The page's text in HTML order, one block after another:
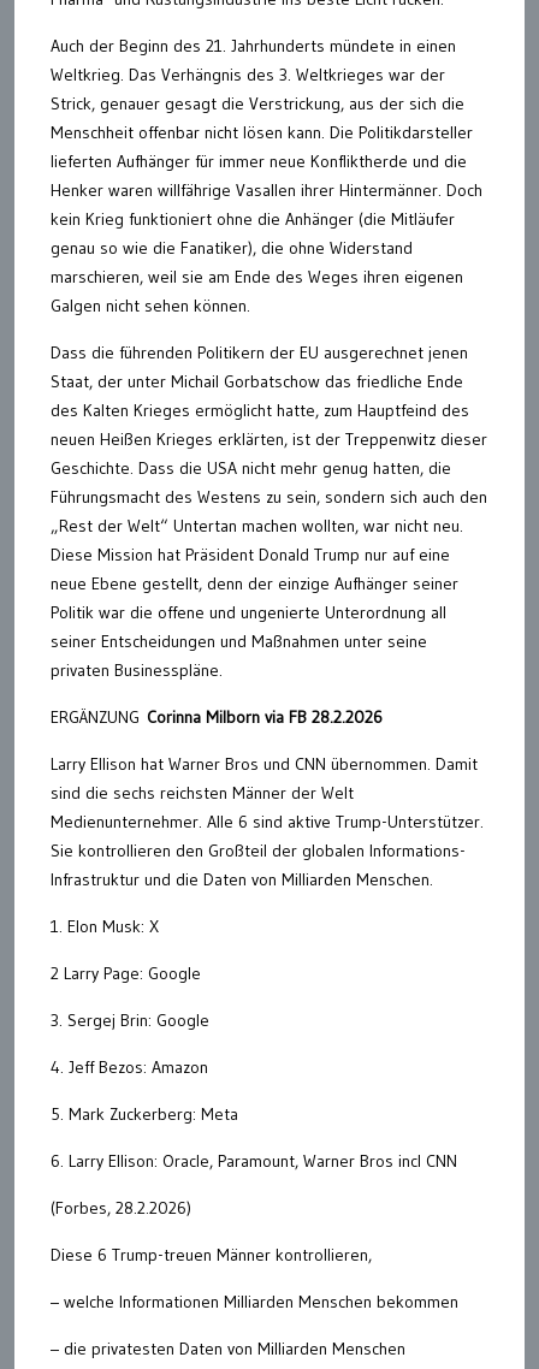
Auch der Beginn des 21. Jahrhunderts mündete in einen
Weltkrieg. Das Verhängnis des 3. Weltkrieges war der
Strick, genauer gesagt die Verstrickung, aus der sich die
Menschheit offenbar nicht lösen kann. Die Politikdarsteller
lieferten Aufhänger für immer neue Konfliktherde und die
Henker waren willfährige Vasallen ihrer Hintermänner. Doch
kein Krieg funktioniert ohne die Anhänger (die Mitläufer
genau so wie die Fanatiker), die ohne Widerstand
marschieren, weil sie am Ende des Weges ihren eigenen
Galgen nicht sehen können.
Dass die führenden Politikern der EU ausgerechnet jenen
Staat, der unter Michail Gorbatschow das friedliche Ende
des Kalten Krieges ermöglicht hatte, zum Hauptfeind des
neuen Heißen Krieges erklärten, ist der Treppenwitz dieser
Geschichte. Dass die USA nicht mehr genug hatten, die
Führungsmacht des Westens zu sein, sondern sich auch den
„Rest der Welt“ Untertan machen wollten, war nicht neu.
Diese Mission hat Präsident Donald Trump nur auf eine
neue Ebene gestellt, denn der einzige Aufhänger seiner
Politik war die offene und ungenierte Unterordnung all
seiner Entscheidungen und Maßnahmen unter seine
privaten Businesspläne.
ERGÄNZUNG Corinna Milborn via FB 28.2.2026
Larry Ellison hat Warner Bros und CNN übernommen. Damit
sind die sechs reichsten Männer der Welt
Medienunternehmer. Alle 6 sind aktive Trump-Unterstützer.
Sie kontrollieren den Großteil der globalen Informations-
Infrastruktur und die Daten von Milliarden Menschen.
1. Elon Musk: X
2 Larry Page: Google
3. Sergej Brin: Google
4. Jeff Bezos: Amazon
5. Mark Zuckerberg: Meta
6. Larry Ellison: Oracle, Paramount, Warner Bros incl CNN
(Forbes, 28.2.2026)
Diese 6 Trump-treuen Männer kontrollieren,
– welche Informationen Milliarden Menschen bekommen
– die privatesten Daten von Milliarden Menschen